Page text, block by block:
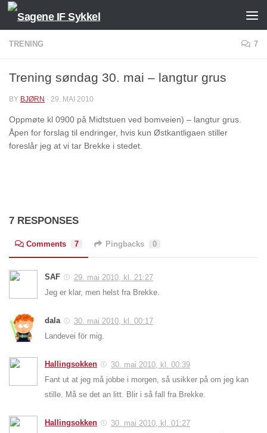
Skip to content
TRENING 7
Trening søndag 30. mai – langtur grus
BY BJØRN · 29. MAI 2010
Oppmøte kl 0900 på Midtstuen ved bomveien) – langtur grus.
Åpen for forslag til endringer, hvis kun Østkantligaen stiller
foreslår jeg at vi tar Brekke i stedet.
7 RESPONSES
Comments 7 Pingbacks 0
SAF
29. mai 2010, kl. 21:27
Jeg er klar, men helst fra Brekke.
dala
30. mai 2010, kl. 00:17
Landevei för mig.
Hallingsokken
30. mai 2010, kl. 00:39
Fant ut at jeg må jobbe i morgen, så usikker på om jeg kan
stille. Må se det an litt. Blir i så fall fra Brekke.
Hallingsokken
30. mai 2010, kl. 01:27